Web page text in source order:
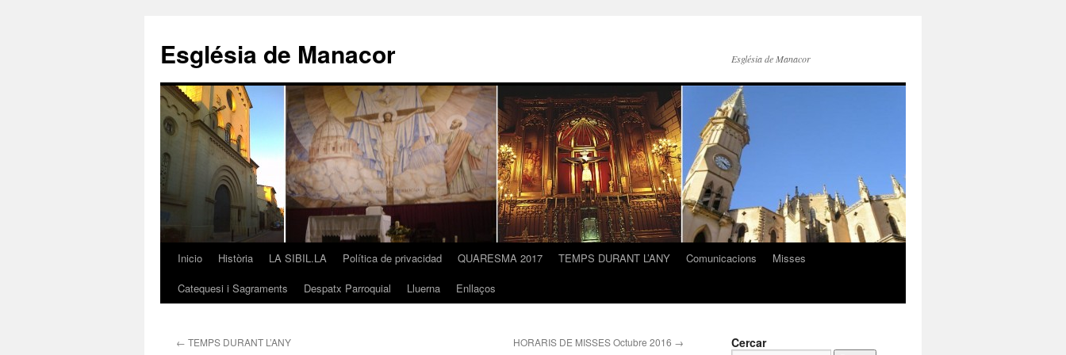
contenido
Església de Manacor Església de Manacor
Inicio Història LA SIBIL.LA Política de privacidad QUARESMA 2017 TEMPS DURANT L’ANY Comunicacions
Misses
Catequesi i Sagraments
Despatx Parroquial Lluerna Enllaços
← TEMPS DURANT L’ANY HORARIS DE MISSES Octubre 2016 → Cercar